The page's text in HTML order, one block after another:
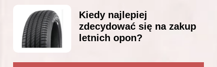
Kiedy najlepiej
zdecydować się na zakup
letnich opon?